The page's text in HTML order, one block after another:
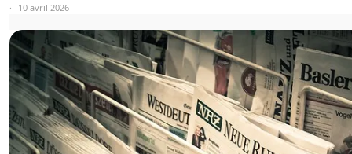
10 avril 2026